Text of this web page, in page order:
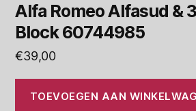
Alfa Romeo Alfasud &
Block 60744985
€39,00
TOEVOEGEN AAN